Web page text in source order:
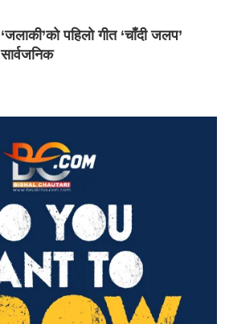
‘जलाकी’को पहिलो गीत ‘चाँदी जलप’
सार्वजनिक